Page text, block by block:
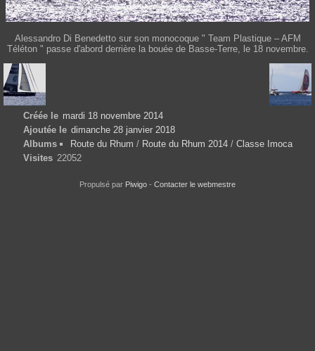
Alessandro Di Benedetto sur son monocoque " Team Plastique – AFM
Téléton " passe d'abord derrière la bouée de Basse-Terre, le 18 novembre.
Créée le mardi 18 novembre 2014
Ajoutée le dimanche 28 janvier 2018
Albums
Route du Rhum / Route du Rhum 2014 / Classe Imoca
Visites 22052
Propulsé par Piwigo - Contacter le webmestre